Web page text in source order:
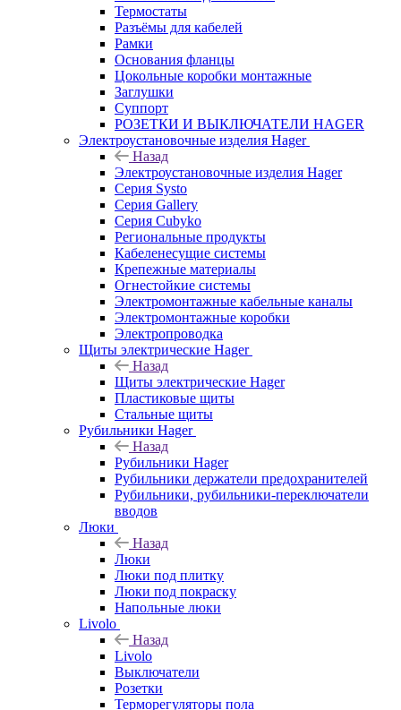
Термостаты
Разъёмы для кабелей
Рамки
Основания фланцы
Цокольные коробки монтажные
Заглушки
Суппорт
РОЗЕТКИ И ВЫКЛЮЧАТЕЛИ HAGER
Электроустановочные изделия Hager
Назад
Электроустановочные изделия Hager
Серия Systo
Серия Gallery
Серия Cubyko
Региональные продукты
Кабеленесущие системы
Крепежные материалы
Огнестойкие системы
Электромонтажные кабельные каналы
Электромонтажные коробки
Электропроводка
Щиты электрические Hager
Назад
Щиты электрические Hager
Пластиковые щиты
Стальные щиты
Рубильники Hager
Назад
Рубильники Hager
Рубильники держатели предохранителей
Рубильники, рубильники-переключатели
вводов
Люки
Назад
Люки
Люки под плитку
Люки под покраску
Напольные люки
Livolo
Назад
Livolo
Выключатели
Розетки
Терморегуляторы пола